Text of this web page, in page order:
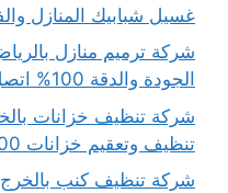
غسيل شبابيك المنازل
الجودة والدقة 100% اتصل بنا الان
تنظيف وتعقيم خزانات 100%منزلية اتصل الان
شركة تنظيف كنب بالخرج